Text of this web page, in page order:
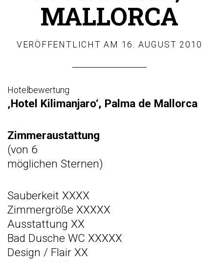
MALLORCA
VERÖFFENTLICHT AM 16. AUGUST 2010
Hotelbewertung
‚Hotel Kilimanjaro‘, Palma de Mallorca
Zimmeraustattung
(von 6
möglichen Sternen)
Sauberkeit XXXX
Zimmergröße XXXXX
Ausstattung XX
Bad Dusche WC XXXXX
Design / Flair XX